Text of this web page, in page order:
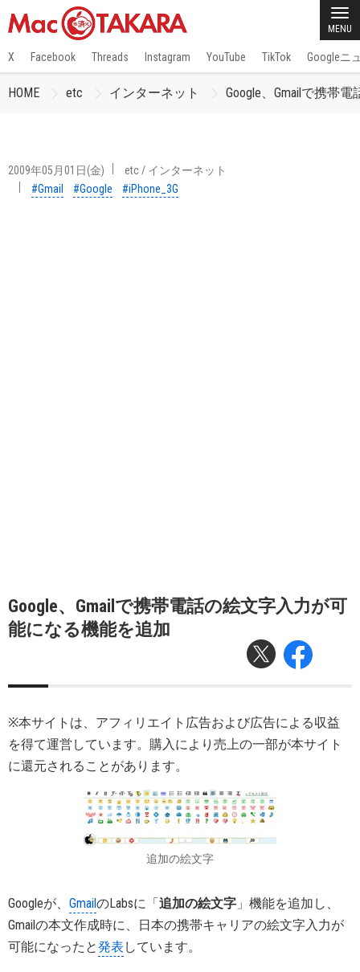
MENU
X Facebook Threads Instagram YouTube TikTok Googleニ
HOME etc インターネット Google、Gmailで携帯
2009年05月01日(金) etc/ インターネット
#Gmail
#Google #iPhone_3G
Google、Gmailで携帯電話の絵文字入力が可
能になる機能を追加
※本サイトは、アフィリエイト広告および広告による収益
を得て運営しています。購入により売上の一部が本サイト
に還元されることがあります。
追加の絵文字
Googleが、 GmailのLabsに「追加の絵文字 」機能を追加し、
Gmailの本文作成時に、日本の携帯キャリアの絵文字入力が
可能になったと発表 しています。